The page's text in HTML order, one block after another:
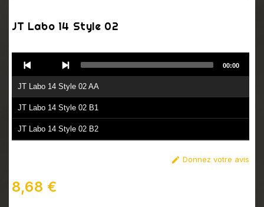
JT Labo 14 Style 02
Player
JT Labo 14 Style 02 AA
JT Labo 14 Style 02 B1
JT Labo 14 Style 02 B2
00:00
 Donnez votre avis
8,68 €